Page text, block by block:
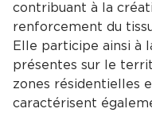
contribuant à la
renforcement du
Elle participe ainsi à
présentes sur le
zones résidentielles
caractérisent